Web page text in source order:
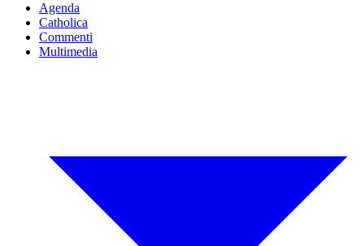
Agenda
Catholica
Commenti
Multimedia